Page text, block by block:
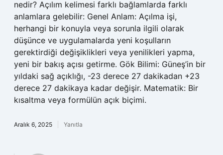
nedir? Açılım kelimesi farklı bağlamlarda farklı
anlamlara gelebilir: Genel Anlam: Açılma işi,
herhangi bir konuyla veya sorunla ilgili olarak
düşünce ve uygulamalarda yeni koşulların
gerektirdiği değişiklikleri veya yenilikleri yapma,
yeni bir bakış açısı getirme. Gök Bilimi: Güneş’in bir
yıldaki sağ açıklığı, -23 derece 27 dakikadan +23
derece 27 dakikaya kadar değişir. Matematik: Bir
kısaltma veya formülün açık biçimi.
Aralık 6, 2025 Yanıtla